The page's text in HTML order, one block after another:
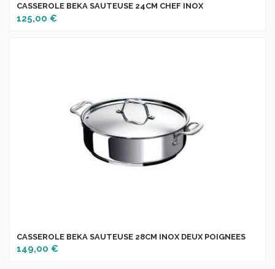
CASSEROLE BEKA SAUTEUSE 24CM CHEF INOX
125,00 €
CASSEROLE BEKA SAUTEUSE 28CM INOX DEUX POIGNEES
149,00 €